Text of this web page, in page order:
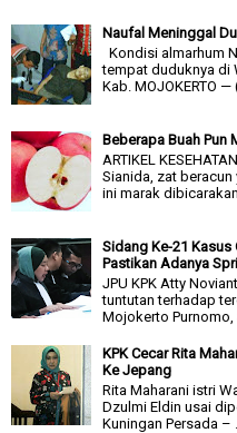
Naufal Meninggal
Kondisi almarhum
tempat duduknya di
Kab. MOJOKERTO —
Beberapa Buah Pun
ARTIKEL
Sianida, zat
ini marak dibicarakan
Sidang Ke-21 Kasus
Pastikan Adanya
JPU KPK Atty
tuntutan terhadap
Mojokerto Purnomo,
KPK Cecar Rita
Ke Jepang
Rita Maharani istri
Dzulmi Eldin usai
Kuningan Persada – ...